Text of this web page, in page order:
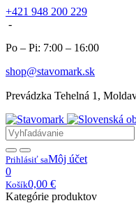
+421 948 200 229
-
Po – Pi: 7:00 – 16:00
shop@stavomark.sk
Prevádzka Tehelná 1,
Prihlásiť saMôj účet
0
Košík0,00 €
Kategórie produktov